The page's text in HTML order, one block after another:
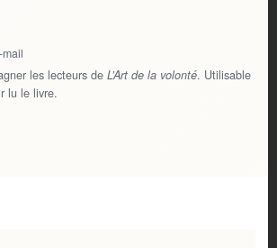
les lecteurs de L’Art de la volonté. Utilisable
lu le livre.